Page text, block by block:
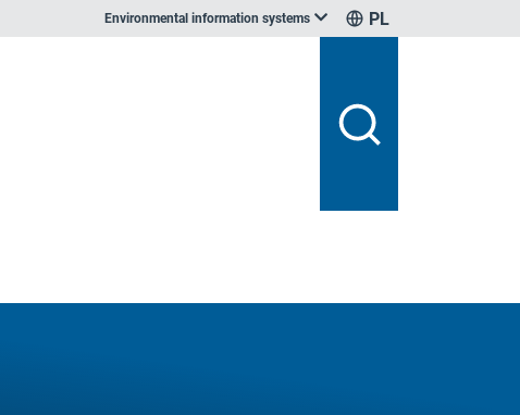
Environmental information systems PL